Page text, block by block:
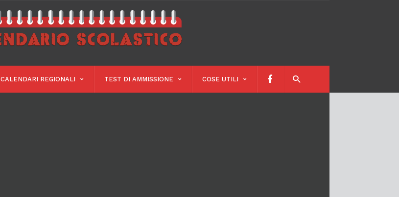
CALENDARI REGIONALI TEST DI AMMISSIONE COSE UTILI